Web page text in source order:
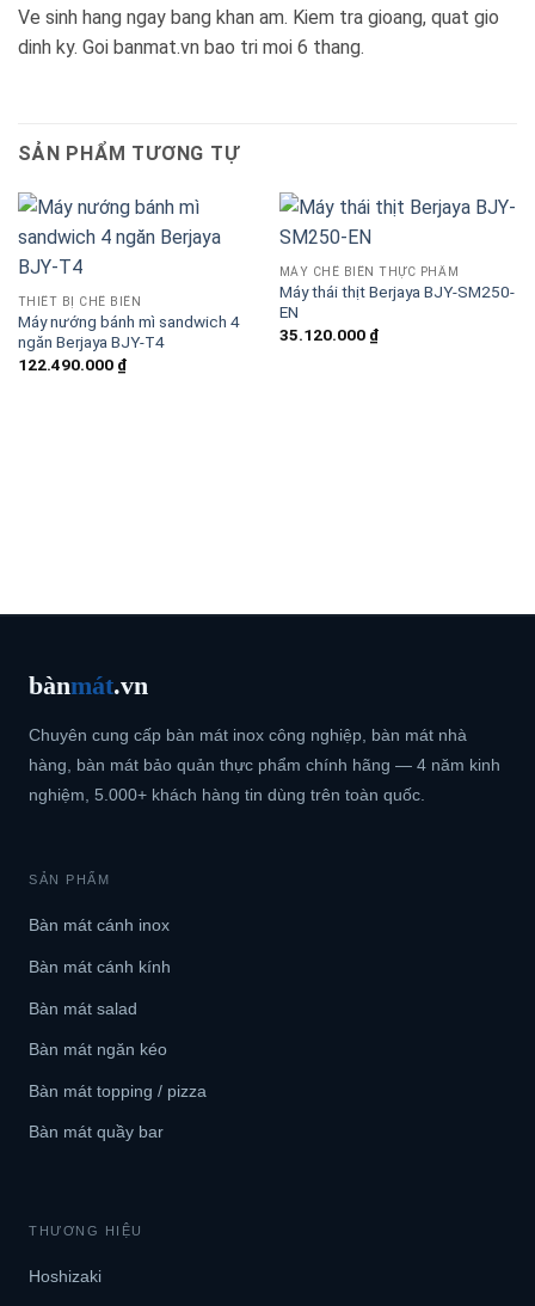
Ve sinh hang ngay bang khan am. Kiem tra gioang, quat gio
dinh ky. Goi banmat.vn bao tri moi 6 thang.
SẢN PHẨM TƯƠNG TỰ
THIẾT BỊ CHẾ BIẾN
Máy nướng bánh mì sandwich 4
ngăn Berjaya BJY-T4
122.490.000 ₫
MÁY CHẾ BIẾN THỰC PHẨM
Máy thái thịt Berjaya BJY-SM250-
EN
35.120.000 ₫
bànmát.vn
Chuyên cung cấp bàn mát inox công nghiệp, bàn mát nhà
hàng, bàn mát bảo quản thực phẩm chính hãng — 4 năm kinh
nghiệm, 5.000+ khách hàng tin dùng trên toàn quốc.
SẢN PHẨM
Bàn mát cánh inox
Bàn mát cánh kính
Bàn mát salad
Bàn mát ngăn kéo
Bàn mát topping / pizza
Bàn mát quầy bar
THƯƠNG HIỆU
Hoshizaki